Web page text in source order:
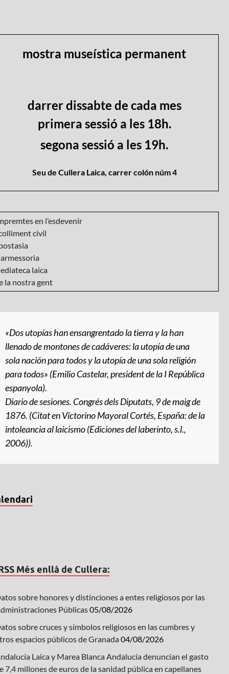
mostra museística permanent
darrer dissabte de cada mes
primera sessió a les 18h.
segona sessió a les 19h.
Seu de Cullera Laica, carrer colón núm 4
en l’esdevenir
civil
laica
la nostra gent
«Dos utopías han ensangrentado la tierra y la han
llenado de montones de cadáveres: la utopía de una
sola nación para todos y la utopía de una sola religión
para todos» (Emilio Castelar, president de la I República
espanyola).
Diario de sesiones. Congrés dels Diputats, 9 de maig de
1876. (Citat en Victorino Mayoral Cortés, España: de la
intoleancia al laicismo(Ediciones del laberinto, s.l.,
2006)).
Més enllà de Cullera:
sobre honores y distinciones a entes religiosos por las
Públicas05/08/2026
sobre cruces y símbolos religiosos en las cumbres y
espacios públicos de Granada04/08/2026
Laica y Marea Blanca Andalucía denuncian el gasto
7,4 millones de euros de la sanidad pública en capellanes